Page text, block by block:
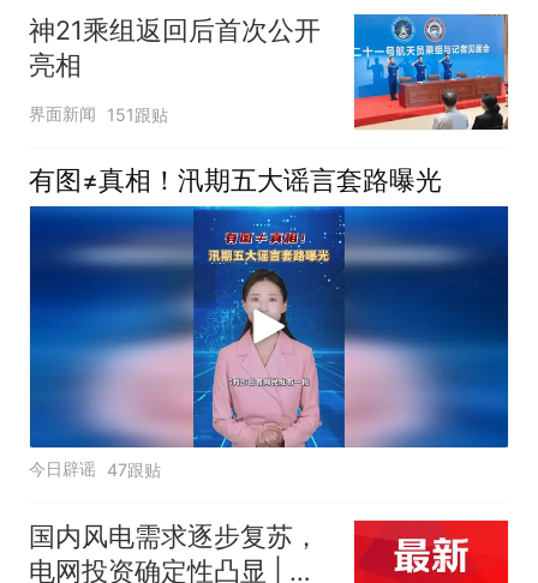
神21乘组返回后首次公开
亮相
界面新闻 151跟贴
有图≠真相！汛期五大谣言套路曝光
今日辟谣 47跟贴
国内风电需求逐步复苏，
电网投资确定性凸显 | 投